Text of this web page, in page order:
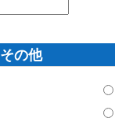
その他